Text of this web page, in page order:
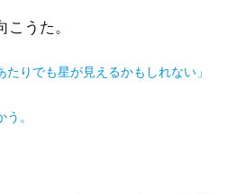
うた。
たりでも星が見えるかもしれない」
。